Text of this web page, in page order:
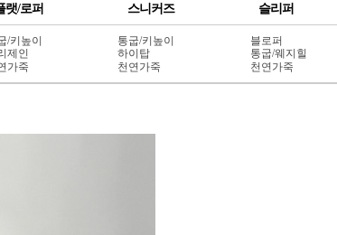
랫/로퍼 스니커즈 슬리퍼
/키높이
제인
가죽
통굽/키높이
하이탑
천연가죽
블로퍼
통굽/웨지힐
천연가죽